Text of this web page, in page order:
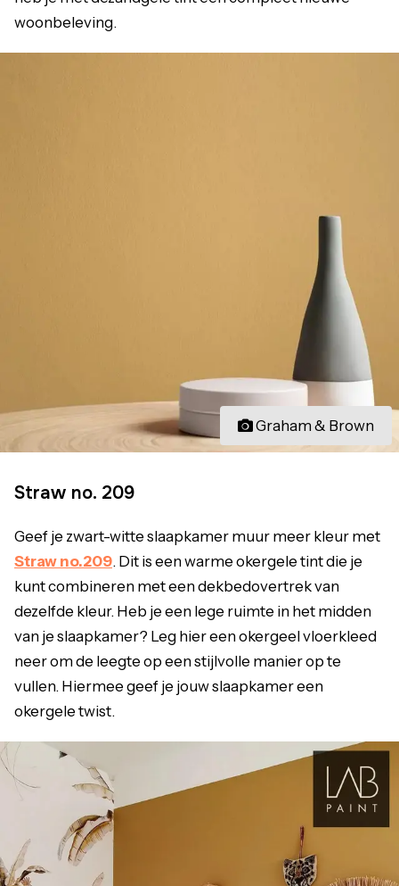
woonbeleving.
Graham & Brown
Straw no. 209
Geef je zwart-witte slaapkamer muur meer kleur met
Straw no.209. Dit is een warme okergele tint die je
kunt combineren met een dekbedovertrek van
dezelfde kleur. Heb je een lege ruimte in het midden
van je slaapkamer? Leg hier een okergeel vloerkleed
neer om de leegte op een stijlvolle manier op te
vullen. Hiermee geef je jouw slaapkamer een
okergele twist.